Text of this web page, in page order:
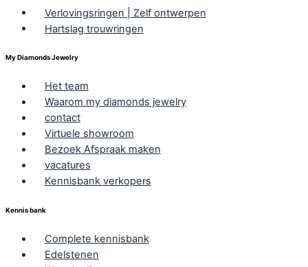
Verlovingsringen | Zelf ontwerpen
Hartslag trouwringen
My Diamonds Jewelry
Het team
Waarom my diamonds jewelry
contact
Virtuele showroom
Bezoek Afspraak maken
vacatures
Kennisbank verkopers
Kennis bank
Complete kennisbank
Edelstenen